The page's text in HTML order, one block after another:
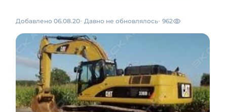
Добавлено 06.08.20 Давно не обновлялось 962